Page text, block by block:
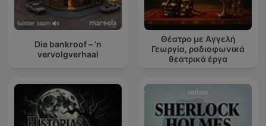
Die bankroof – ’n
vervolgverhaal
Θέατρο με Αγγελή
Γεωργία, ραδιοφωνικά
θεατρικά έργα